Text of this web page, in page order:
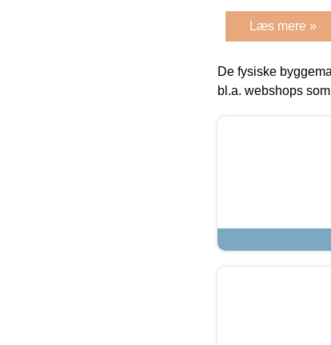
Læs mere »
De fysiske
bl.a. webshops som